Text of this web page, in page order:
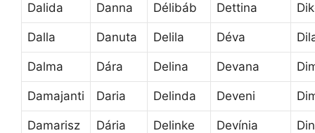
Dalida Danna Délibáb Dettina
Dalla Danuta Delila Déva
Dalma Dára Delina Devana
Damajanti Daria Delinda Deveni
Damarisz Dária Delinke Devínia